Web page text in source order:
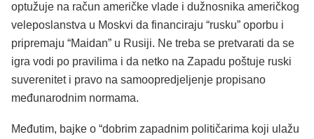
optužuje na račun američke vlade i dužnosnika američkog
veleposlanstva u Moskvi da financiraju “rusku” oporbu i
pripremaju “Maidan” u Rusiji. Ne treba se pretvarati da se
igra vodi po pravilima i da netko na Zapadu poštuje ruski
suverenitet i pravo na samoopredjeljenje propisano
međunarodnim normama.
Međutim, bajke o “dobrim zapadnim političarima koji ulažu